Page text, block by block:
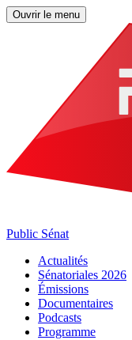
Ouvrir le menu
Public Sénat
Actualités
Sénatoriales 2026
Émissions
Documentaires
Podcasts
Programme